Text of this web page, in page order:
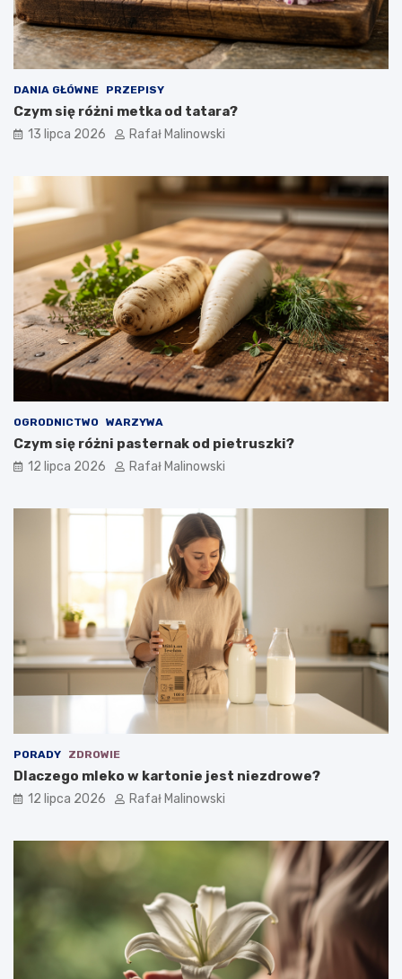
DANIA GŁÓWNE PRZEPISY
Czym się różni metka od tatara?
13 lipca 2026 Rafał Malinowski
OGRODNICTWO WARZYWA
Czym się różni pasternak od pietruszki?
12 lipca 2026 Rafał Malinowski
PORADY ZDROWIE
Dlaczego mleko w kartonie jest niezdrowe?
12 lipca 2026 Rafał Malinowski